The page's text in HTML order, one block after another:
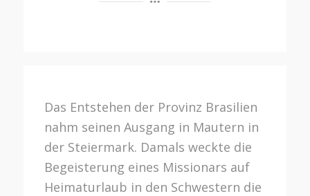
Das Entstehen der Provinz Brasilien
nahm seinen Ausgang in Mautern in
der Steiermark. Damals weckte die
Begeisterung eines Missionars auf
Heimaturlaub in den Schwestern die